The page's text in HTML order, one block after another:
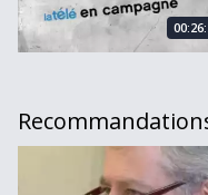
La Télé en campagne